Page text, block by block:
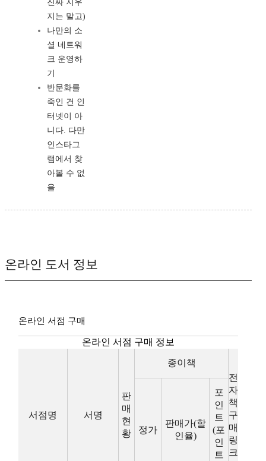
진짜 지우
지는 말고)
나만의 소
셜 네트워
크 운영하
기
반문화를
죽인 건 인
터넷이 아
니다. 다만
인스타그
램에서 찾
아볼 수 없
을
온라인 도서 정보
온라인 서점 구매
온라인 서점 구매 정보
서점명 서명
판
매
현
황
종이책
전
자
책
구
매
링
크
정가
판매가(할
인율)
포
인
트
(포
인
트